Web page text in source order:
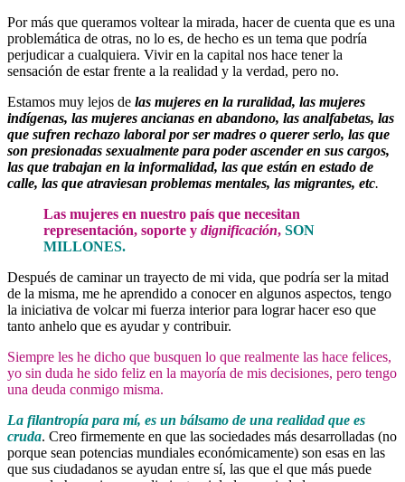
Por más que queramos voltear la mirada, hacer de cuenta que es una
problemática de otras, no lo es, de hecho es un tema que podría
perjudicar a cualquiera. Vivir en la capital nos hace tener la
sensación de estar frente a la realidad y la verdad, pero no.
Estamos muy lejos de las mujeres en la ruralidad, las mujeres
indígenas, las mujeres ancianas en abandono, las analfabetas, las
que sufren rechazo laboral por ser madres o querer serlo, las que
son presionadas sexualmente para poder ascender en sus cargos,
las que trabajan en la informalidad, las que están en estado de
calle, las que atraviesan problemas mentales, las migrantes, etc.
Las mujeres en nuestro país que necesitan
representación, soporte y dignificación, SON
MILLONES.
Después de caminar un trayecto de mi vida, que podría ser la mitad
de la misma, me he aprendido a conocer en algunos aspectos, tengo
la iniciativa de volcar mi fuerza interior para lograr hacer eso que
tanto anhelo que es ayudar y contribuir.
Siempre les he dicho que busquen lo que realmente las hace felices,
yo sin duda he sido feliz en la mayoría de mis decisiones, pero tengo
una deuda conmigo misma.
La filantropía para mí, es un bálsamo de una realidad que es
cruda. Creo firmemente en que las sociedades más desarrolladas (no
porque sean potencias mundiales económicamente) son esas en las
que sus ciudadanos se ayudan entre sí, las que el que más puede